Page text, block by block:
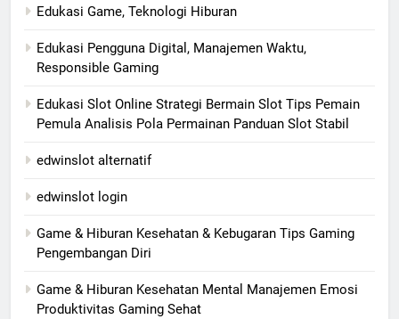
Edukasi Game, Teknologi Hiburan
Edukasi Pengguna Digital, Manajemen Waktu,
Responsible Gaming
Edukasi Slot Online Strategi Bermain Slot Tips Pemain
Pemula Analisis Pola Permainan Panduan Slot Stabil
edwinslot alternatif
edwinslot login
Game & Hiburan Kesehatan & Kebugaran Tips Gaming
Pengembangan Diri
Game & Hiburan Kesehatan Mental Manajemen Emosi
Produktivitas Gaming Sehat